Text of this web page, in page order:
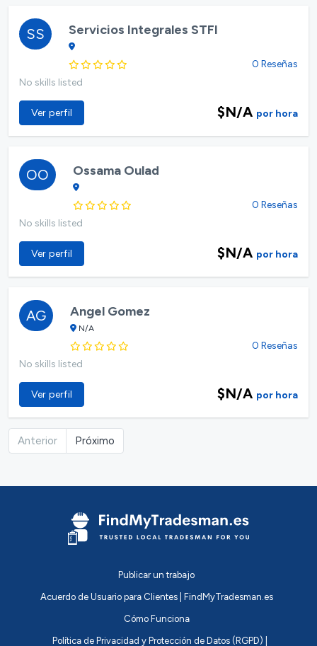
SS Servicios Integrales STFI
0 Reseñas
No skills listed
Ver perfil $N/A por hora
OO Ossama Oulad
0 Reseñas
No skills listed
Ver perfil $N/A por hora
AG Angel Gomez
N/A
0 Reseñas
No skills listed
Ver perfil $N/A por hora
Anterior Próximo
Publicar un trabajo
Acuerdo de Usuario para Clientes | FindMyTradesman.es
Cómo Funciona
Política de Privacidad y Protección de Datos (RGPD) |